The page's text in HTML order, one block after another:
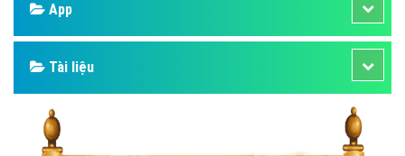
App
Tài liệu